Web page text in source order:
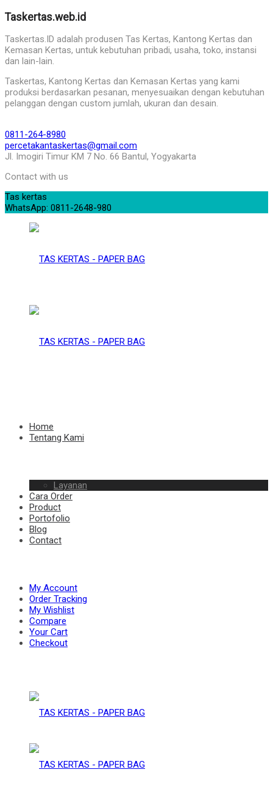
Taskertas.web.id
Taskertas.ID adalah produsen Tas Kertas, Kantong Kertas dan
Kemasan Kertas, untuk kebutuhan pribadi, usaha, toko, instansi
dan lain-lain.
Taskertas, Kantong Kertas dan Kemasan Kertas yang kami
produksi berdasarkan pesanan, menyesuaikan dengan kebutuhan
pelanggan dengan custom jumlah, ukuran dan desain.
0811-264-8980
percetakantaskertas@gmail.com
Jl. Imogiri Timur KM 7 No. 66 Bantul, Yogyakarta
Contact with us
Tas kertas
WhatsApp: 0811-2648-980
–
BAG
KERTAS
PAPER
BAG
Home
Tentang Kami
Layanan
Cara Order
Product
Portofolio
Blog
Contact
My Account
Order Tracking
My Wishlist
Compare
Your Cart
Checkout